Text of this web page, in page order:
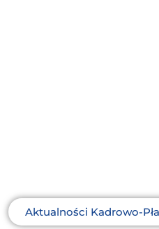
Aktualności Kadrowo-